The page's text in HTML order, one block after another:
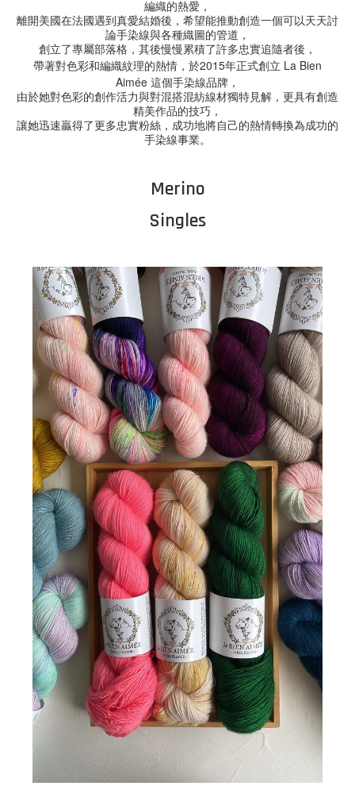
編織的熱愛，
離開美國在法國遇到真愛結婚後，希望能推動創造一個可以天天討
論手染線與各種織圖的管道，
創立了專屬部落格，其後慢慢累積了許多忠實追隨者後，
帶著對色彩和編織紋理的熱情，於2015年正式創立 La Bien
Aimée 這個手染線品牌，
由於她對色彩的創作活力與對混搭混紡線材獨特見解，更具有創造
精美作品的技巧，
讓她迅速贏得了更多忠實粉絲，成功地將自己的熱情轉換為成功的
手染線事業。
Merino
Singles